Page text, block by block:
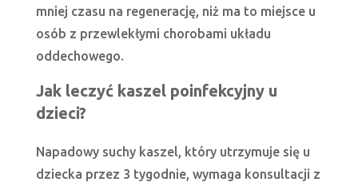
mniej czasu na regenerację, niż ma to miejsce u
osób z przewlekłymi chorobami układu
oddechowego.
Jak leczyć kaszel poinfekcyjny u
dzieci?
Napadowy suchy kaszel, który utrzymuje się u
dziecka przez 3 tygodnie, wymaga konsultacji z